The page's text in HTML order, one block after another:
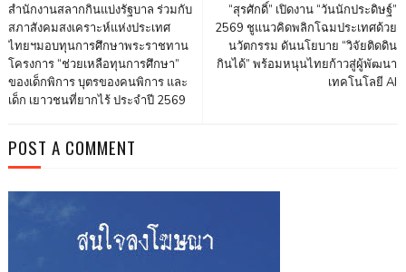
“สุรศักดิ์” เปิดงาน “วันนักประดิษฐ์”
2569 ชูแนวคิดพลิกโฉมประเทศด้วย
นวัตกรรม ดันนโยบาย “วิจัยติดดิน
กินได้” พร้อมหนุนไทยก้าวสู่ผู้พัฒนา
เทคโนโลยี AI
สำนักงานสลากกินแบ่งรัฐบาล ร่วมกับ
สภาสังคมสงเคราะห์แห่งประเทศ
ไทยฯมอบทุนการศึกษาพระราชทาน
โครงการ “ช่วยเหลือทุนการศึกษา”
ของเด็กพิการ บุตรของคนพิการ และ
เด็ก เยาวชนที่ยากไร้ ประจำปี 2569
POST A COMMENT